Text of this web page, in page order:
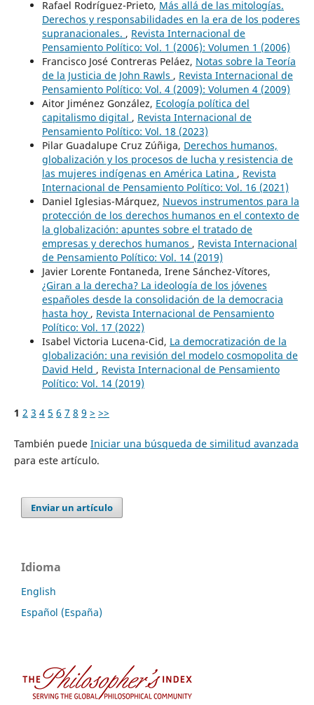
Rafael Rodríguez-Prieto, Más allá de las mitologías.
Derechos y responsabilidades en la era de los poderes
supranacionales. , Revista Internacional de
Pensamiento Político: Vol. 1 (2006): Volumen 1 (2006)
Francisco José Contreras Peláez, Notas sobre la Teoría
de la Justicia de John Rawls , Revista Internacional de
Pensamiento Político: Vol. 4 (2009): Volumen 4 (2009)
Aitor Jiménez González, Ecología política del
capitalismo digital , Revista Internacional de
Pensamiento Político: Vol. 18 (2023)
Pilar Guadalupe Cruz Zúñiga, Derechos humanos,
globalización y los procesos de lucha y resistencia de
las mujeres indígenas en América Latina , Revista
Internacional de Pensamiento Político: Vol. 16 (2021)
Daniel Iglesias-Márquez, Nuevos instrumentos para la
protección de los derechos humanos en el contexto de
la globalización: apuntes sobre el tratado de
empresas y derechos humanos , Revista Internacional
de Pensamiento Político: Vol. 14 (2019)
Javier Lorente Fontaneda, Irene Sánchez-Vítores,
¿Giran a la derecha? La ideología de los jóvenes
españoles desde la consolidación de la democracia
hasta hoy , Revista Internacional de Pensamiento
Político: Vol. 17 (2022)
Isabel Victoria Lucena-Cid, La democratización de la
globalización: una revisión del modelo cosmopolita de
David Held , Revista Internacional de Pensamiento
Político: Vol. 14 (2019)
1 2 3 4 5 6 7 8 9 > >>
También puede Iniciar una búsqueda de similitud avanzada
para este artículo.
Enviar un artículo
Idioma
English
Español (España)